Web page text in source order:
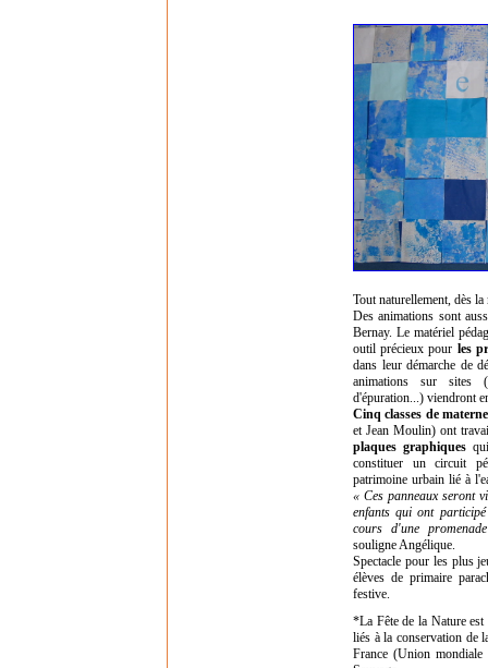
Tout naturellement, dès la
Des animations sont
Bernay. Le matériel
outil précieux pour les
dans leur démarche de
animations sur sites
d'épuration...) viendront
Cinq classes de
et Jean Moulin) ont
plaques graphiques
constituer un circuit
patrimoine urbain lié à
« Ces panneaux seront
enfants qui ont
cours d'une
souligne Angélique.
Spectacle pour les plus
élèves de primaire
festive.
*La Fête de la Nature est
liés à la conservation de
France (Union